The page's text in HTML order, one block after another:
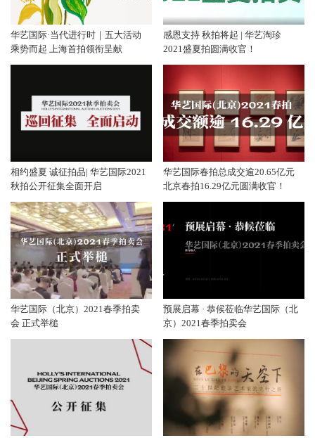
华艺国际·当代进行时｜五大活动
乘势而起 上海首拍领衔呈献
感恩支持 秋拍将起 | 华艺淘珍
2021盛夏拍圆满收官！
相约盛夏 诚征拍品| 华艺国际2021
秋拍公开征集全面开启
华艺国际春拍总成交逾20.65亿元
北京春拍16.29亿元圆满收官！
华艺国际（北京）2021春季拍卖
会 正式举槌
预展启幕 · 恭候莅临华艺国际（北
京）2021春季拍卖会